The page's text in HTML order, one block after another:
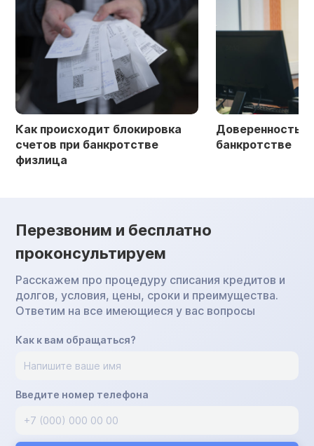
Как происходит блокировка
счетов при банкротстве
физлица
Доверенность
банкротстве
Перезвоним и бесплатно
проконсультируем
Расскажем про процедуру списания кредитов и
долгов, условия, цены, сроки и преимущества.
Ответим на все имеющиеся у вас вопросы
Как к вам обращаться?
Введите номер телефона